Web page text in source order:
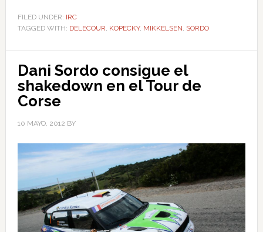
FILED UNDER: IRC
TAGGED WITH: DELECOUR, KOPECKY, MIKKELSEN, SORDO
Dani Sordo consigue el
shakedown en el Tour de
Corse
10 MAYO, 2012 BY